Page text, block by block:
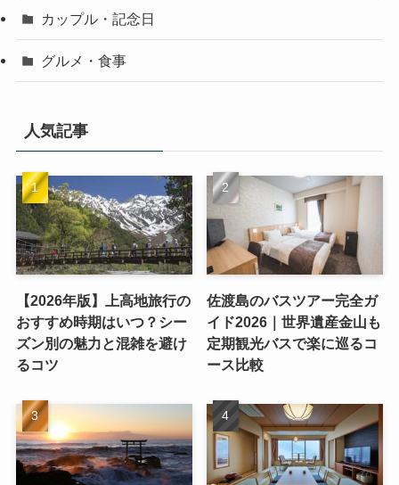
カップル・記念日
グルメ・食事
人気記事
【2026年版】上高地旅行の
おすすめ時期はいつ？シー
ズン別の魅力と混雑を避け
るコツ
佐渡島のバスツアー完全ガ
イド2026｜世界遺産金山も
定期観光バスで楽に巡るコ
ース比較